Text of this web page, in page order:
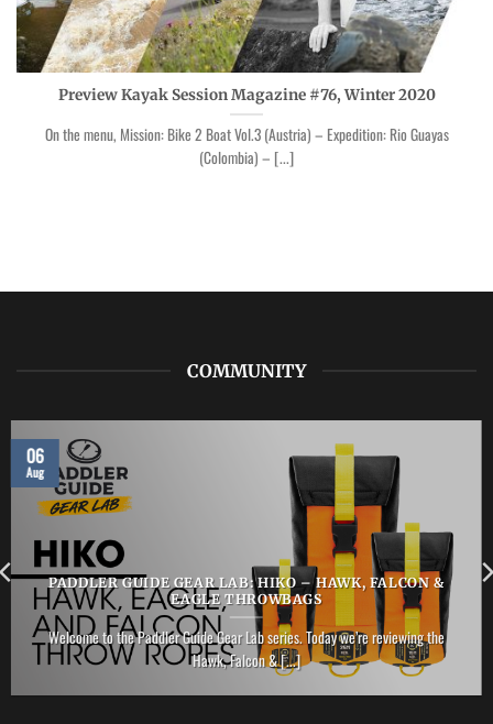
Preview Kayak Session Magazine #76, Winter 2020
On the menu, Mission: Bike 2 Boat Vol.3 (Austria) – Expedition: Rio Guayas
(Colombia) – [...]
COMMUNITY
PADDLER GUIDE GEAR LAB: HIKO – HAWK, FALCON &
EAGLE THROWBAGS
Welcome to the Paddler Guide Gear Lab series. Today we’re reviewing the
Hawk, Falcon & [...]
06
Aug